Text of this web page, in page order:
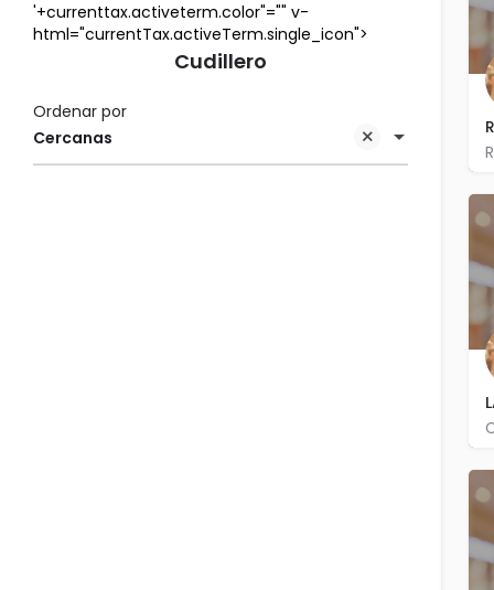
'+currenttax.activeterm.color"="" v-
html="currentTax.activeTerm.single_icon">
Cudillero
Cercanas
Ordenar por